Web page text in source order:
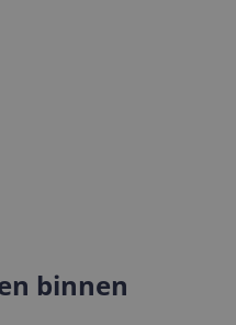
binnen